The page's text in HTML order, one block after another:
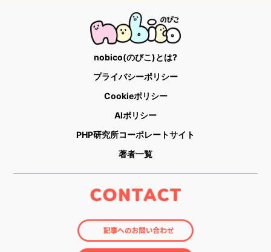
nobico(のびこ)とは?
プライバシーポリシー
Cookieポリシー
AIポリシー
PHP研究所コーポレートサイト
著者一覧